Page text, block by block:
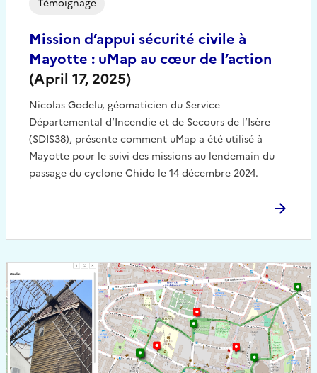
Mission d’appui sécurité civile à
Mayotte : uMap au cœur de l’action
(April 17, 2025)
Nicolas Godelu, géomaticien du Service
Départemental d’Incendie et de Secours de l’Isère
(SDIS38), présente comment uMap a été utilisé à
Mayotte pour le suivi des missions au lendemain du
passage du cyclone Chido le 14 décembre 2024.
Témoignage